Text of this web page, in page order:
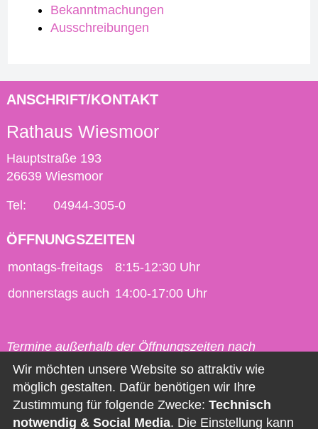
Bekanntmachungen
Ausschreibungen
ANSCHRIFT/KONTAKT
Rathaus Wiesmoor
Hauptstraße 193
26639 Wiesmoor
Tel: 04944-305-0
ÖFFNUNGSZEITEN
montags-freitags
8:15-12:30 Uhr
donnerstags auch 14:00-17:00 Uhr
Termine außerhalb der Öffnungszeiten nach
vorheriger Vereinbarung möglich.
Kontakt
Wir möchten unsere Website so attraktiv wie
möglich gestalten. Dafür benötigen wir Ihre
Zustimmung für folgende Zwecke: Technisch
notwendig & Social Media. Die Einstellung kann